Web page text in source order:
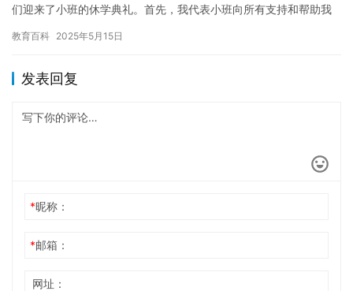
们迎来了小班的休学典礼。首先，我代表小班向所有支持和帮助我
挑…
教育百科 2025年5月15日
发表回复
*昵称：
*邮箱：
网址：